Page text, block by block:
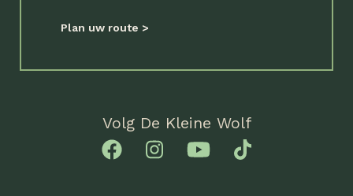
Plan uw route
Volg De Kleine Wolf